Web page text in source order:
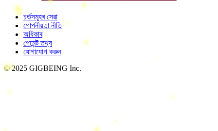
চৰ্তসমূহৰ সেৱা
গোপনীয়তা নীতি
অধিকাৰ
পেমেন্ট তথ্য
যোগাযোগ করুন
© 2025 GIGBEING Inc.